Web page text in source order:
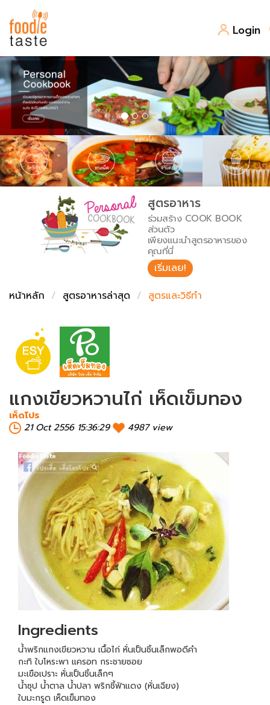
Login
สูตรอาหาร
สูตรอาหารล่าสุด
Top Foodie
พาไปชิม
สารพันก้นครัว
เคล็ดลับน่ารู้
เปรียบเทียบหน่วยการตวง
เปรียบเทียบอุณหภูมิ
เปรียบเทียบน้ำหนักวัตถุดิบ
FoodPedia
สร้าง Cookbook
สูตรอาหาร
ร่วมสร้าง COOK BOOK
ส่วนตัว
เพียงแนะนำสูตรอาหารของ
คุณที่นี่
เริ่มเลย!
หน้าหลัก
สูตรอาหารล่าสุด สูตรและวิธีทำ
แกงเขียวหวานไก่ เห็ดเข็มทอง
เห็ดโปร
21 Oct 2556 15:36:29
4987 view
Ingredients
น้ำพริกแกงเขียวหวาน เนื้อไก่ หั่นเป็นชิ้นเล็กพอดีคำ
กะทิ ใบโหระพา แครอท กระชายซอย
มะเขือเปราะ หั่นเป็นชิ้นเล็กๆ
น้ำซุป น้ำตาล น้ำปลา พริกชี้ฟ้าแดง (หั่นเฉียง)
ใบมะกรูด เห็ดเข็มทอง